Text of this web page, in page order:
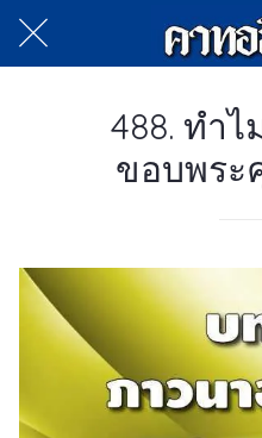
488. ทําไ
ขอบพระ